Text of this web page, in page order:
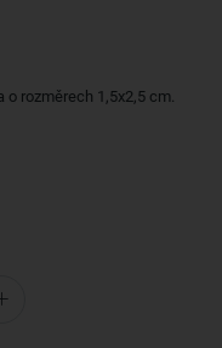
o rozměrech 1,5x2,5 cm.